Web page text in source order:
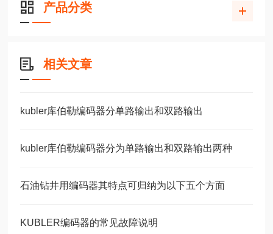
产品分类
相关文章
kubler库伯勒编码器分单路输出和双路输出
kubler库伯勒编码器分为单路输出和双路输出两种
石油钻井用编码器其特点可归纳为以下五个方面
KUBLER编码器的常见故障说明